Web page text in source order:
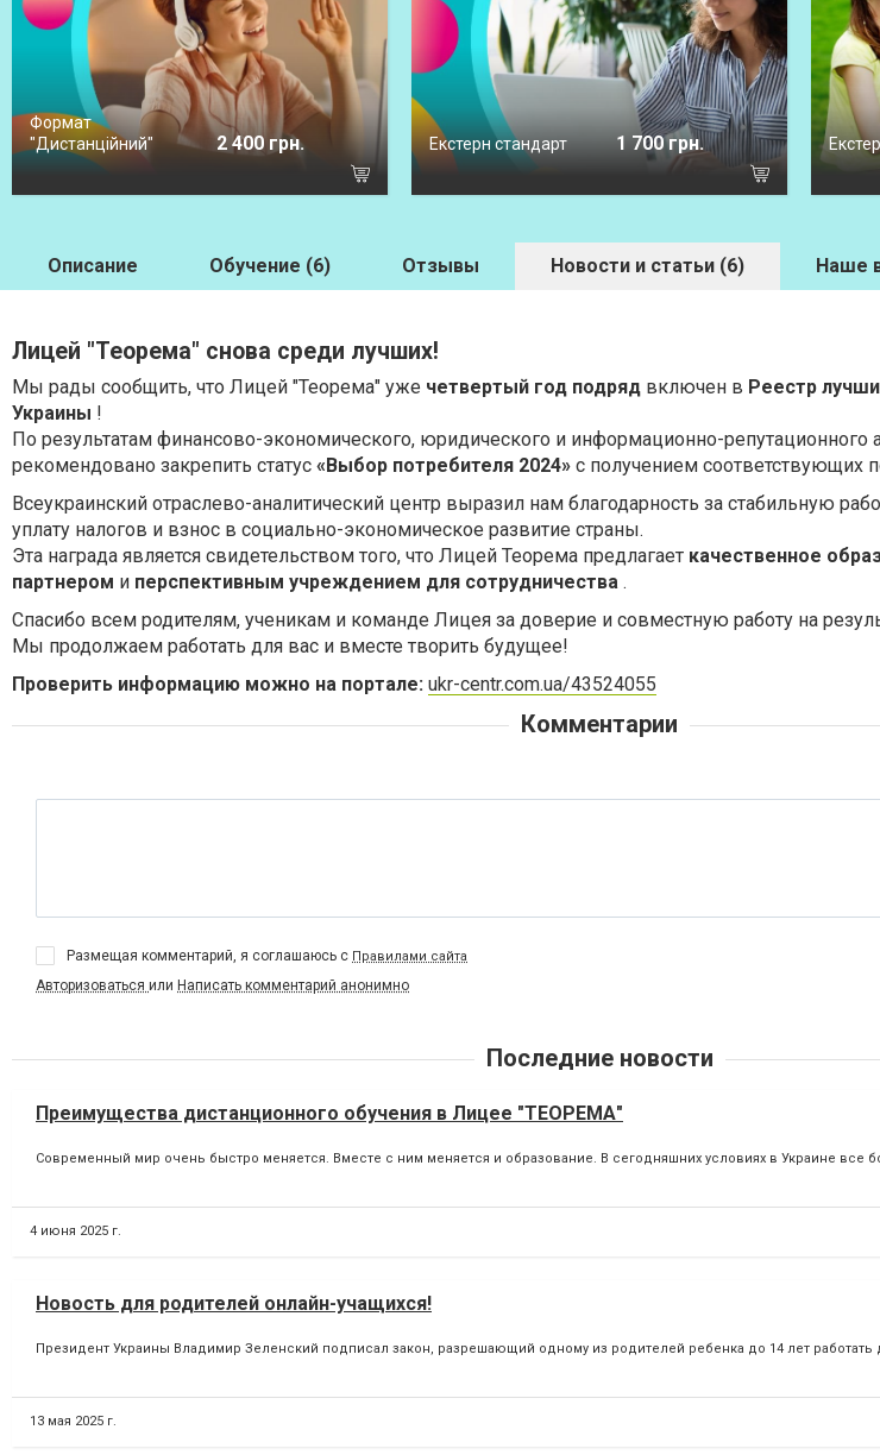
Формат
"Дистанційний"
2 400 грн. Екстерн стандарт 1 700 грн.
Описание Обучение (6) Отзывы Новости и статьи (6) Наше
Лицей "Теорема" снова среди лучших!
Мы рады сообщить, что Лицей "Теорема" уже четвертый год подряд включен в Реестр
Украины !
По результатам финансово-экономического, юридического и информационно-репутационного
рекомендовано закрепить статус «Выбор потребителя 2024» с получением
Всеукраинский отраслево-аналитический центр выразил нам благодарность за стабильную
уплату налогов и взнос в социально-экономическое развитие страны.
Эта награда является свидетельством того, что Лицей Теорема предлагает качественное
партнером и перспективным учреждением для сотрудничества .
Спасибо всем родителям, ученикам и команде Лицея за доверие и совместную работу на
Мы продолжаем работать для вас и вместе творить будущее!
Проверить информацию можно на портале: ukr-centr.com.ua/43524055
Комментарии
Размещая комментарий, я соглашаюсь с Правилами сайта
Авторизоваться или Написать комментарий анонимно
Последние новости
Преимущества дистанционного обучения в Лицее "ТЕОРЕМА"
Современный мир очень быстро меняется. Вместе с ним меняется и образование. В сегодняшних условиях в Украине все
4 июня 2025 г.
Новость для родителей онлайн-учащихся!
Президент Украины Владимир Зеленский подписал закон, разрешающий одному из родителей ребенка до 14 лет работать
13 мая 2025 г.